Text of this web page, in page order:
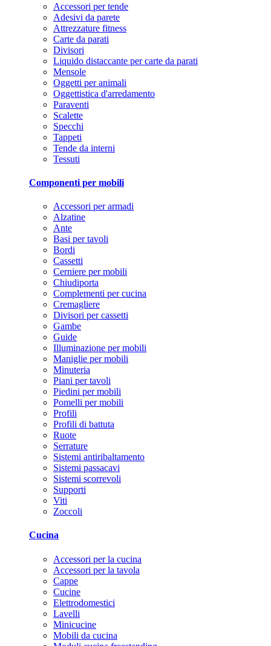
Accessori per tende
Adesivi da parete
Attrezzature fitness
Carte da parati
Divisori
Liquido distaccante per carte da parati
Mensole
Oggetti per animali
Oggettistica d'arredamento
Paraventi
Scalette
Specchi
Tappeti
Tende da interni
Tessuti
Componenti per mobili
Accessori per armadi
Alzatine
Ante
Basi per tavoli
Bordi
Cassetti
Cerniere per mobili
Chiudiporta
Complementi per cucina
Cremagliere
Divisori per cassetti
Gambe
Guide
Illuminazione per mobili
Maniglie per mobili
Minuteria
Piani per tavoli
Piedini per mobili
Pomelli per mobili
Profili
Profili di battuta
Ruote
Serrature
Sistemi antiribaltamento
Sistemi passacavi
Sistemi scorrevoli
Supporti
Viti
Zoccoli
Cucina
Accessori per la cucina
Accessori per la tavola
Cappe
Cucine
Elettrodomestici
Lavelli
Minicucine
Mobili da cucina